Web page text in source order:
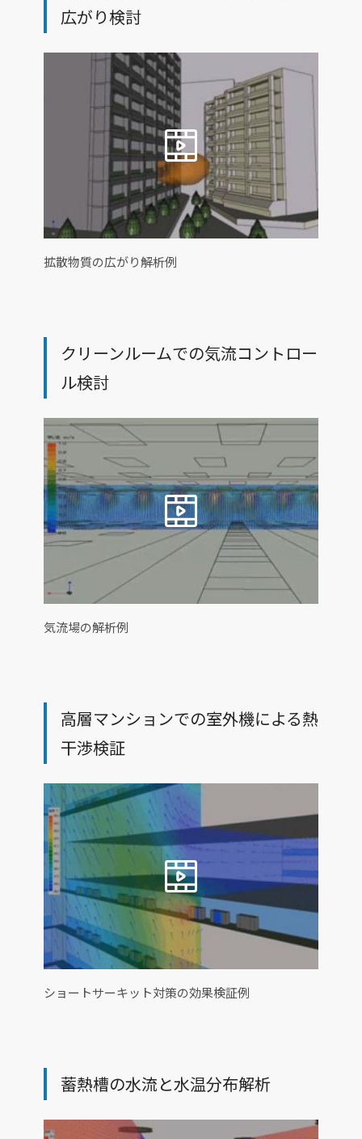
広がり検討
拡散物質の広がり解析例
クリーンルームでの気流コントロー
ル検討
気流場の解析例
高層マンションでの室外機による熱
干渉検証
ショートサーキット対策の効果検証例
蓄熱槽の水流と水温分布解析